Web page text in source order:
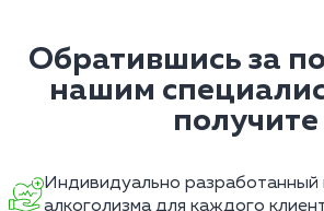
Обратившись за
нашим
получите
Индивидуально разработанный
алкоголизма для каждого